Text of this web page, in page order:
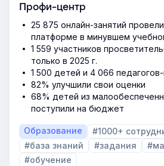
Профи-центр
25 875 онлайн-занятий
платформе в минувшем
1 559 участников
только в 2025 г.
1 500 детей и 4 066
82% улучшили свои оценки
68% детей из
поступили на бюджет
Образование
#1000+
#база знаний
#задания
#обучение